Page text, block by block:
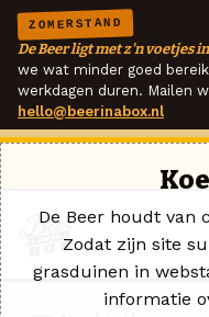
ZOMERSTAND
De Beer ligt met z'n voetjes
we wat minder goed
werkdagen duren. Mailen
hello@beerinabox.nl
De Beer houdt van
Zodat zijn site
grasduinen in
informatie